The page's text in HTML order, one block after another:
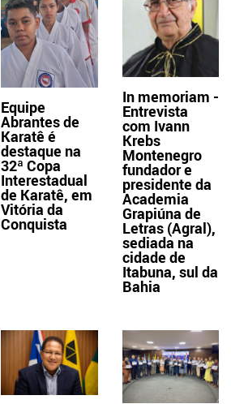
Equipe
Abrantes de
Karatê é
destaque na
32ª Copa
Interestadual
de Karatê, em
Vitória da
Conquista
In memoriam -
Entrevista
com Ivann
Krebs
Montenegro
fundador e
presidente da
Academia
Grapiúna de
Letras (Agral),
sediada na
cidade de
Itabuna, sul da
Bahia